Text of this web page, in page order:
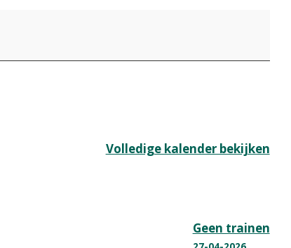
Volledige kalender bekijken
Geen trainen